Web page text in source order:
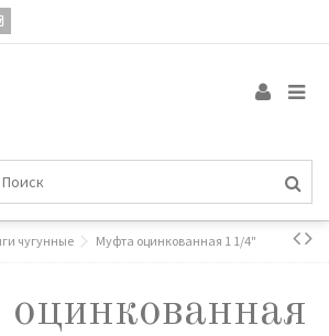
чугунные Муфта оцинкованная 1 1/4"